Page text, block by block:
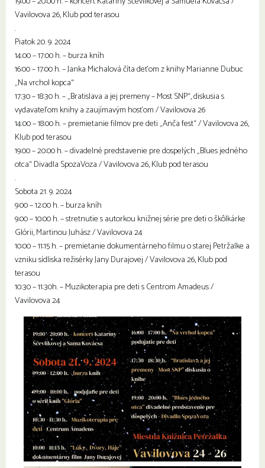
Vavilovova 26, Klub pod terasou
.
Piatok 20. 9. 2024
14:00 – 17:00 h. – burza kníh
16:00 – 17:00 h. – Janka Michalová číta deťom z knihy Marianne Dubuc
„Na vrchol kopca“
17:30 – 18:30 h. – „Bratislava a jej premeny – Most SNP“, diskusia s
vydavateľom knihy a zaujímavým hosťom / Vavilovova 26
14:00 – 18:00 h. – premietanie filmov pre deti „Anča fest“ / Vavilovova 26,
Klub pod terasou
19:00 – 20:00 h. – divadelné predstavenie pre dospelých „Blues jedného
otca“ Divadla SpozaVoza / Vavilovova 26, Klub pod terasou
.
Sobota 21. 9. 2024
9:00 – 12:00 h. – burza kníh
9:00 – 10:00 h. – stretnutie s autorkou knižnej série pre deti o škôlkárke
Glórii, Martinou Juhász / Vavilovova 24
10:00 – 11:15 h. – premietanie dokumentárneho filmu o starej Petržalke a
vzniku sídliska režisérky Jany Durajovej / Vavilovova 26, Klub pod
terasou
10:30 – 11:30h. – Muzikoterapia pre deti s Centrom Amadeus /
Vavilovova 24